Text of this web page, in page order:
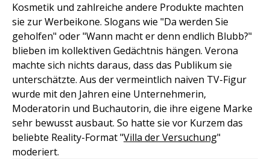
Kosmetik und zahlreiche andere Produkte machten
sie zur Werbeikone. Slogans wie "Da werden Sie
geholfen" oder "Wann macht er denn endlich Blubb?"
blieben im kollektiven Gedächtnis hängen. Verona
machte sich nichts daraus, dass das Publikum sie
unterschätzte. Aus der vermeintlich naiven TV-Figur
wurde mit den Jahren eine Unternehmerin,
Moderatorin und Buchautorin, die ihre eigene Marke
sehr bewusst ausbaut. So hatte sie vor Kurzem das
beliebte Reality-Format "Villa der Versuchung"
moderiert.